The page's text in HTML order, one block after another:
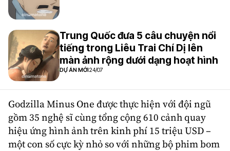
Trung Quốc đưa 5 câu chuyện nổi
tiếng trong Liêu Trai Chí Dị lên
màn ảnh rộng dưới dạng hoạt hình
DỰ ÁN MỚI24/07
Godzilla Minus One được thực hiện với đội ngũ
gồm 35 nghệ sĩ cùng tổng cộng 610 cảnh quay
hiệu ứng hình ảnh trên kinh phí 15 triệu USD –
một con số cực kỳ nhỏ so với những bộ phim bom